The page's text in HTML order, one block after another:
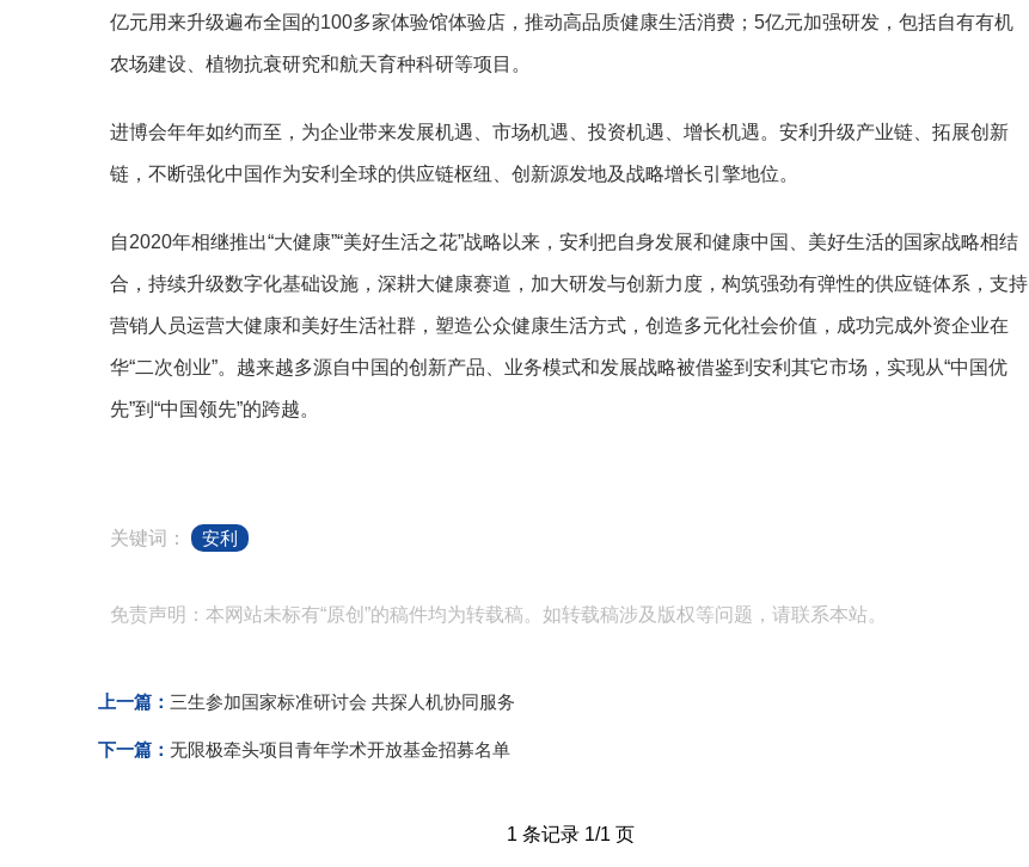
亿元用来升级遍布全国的100多家体验馆体验店，推动高品质健康生活消费；5亿元加强研发，包括自有有机
农场建设、植物抗衰研究和航天育种科研等项目。
进博会年年如约而至，为企业带来发展机遇、市场机遇、投资机遇、增长机遇。安利升级产业链、拓展创新
链，不断强化中国作为安利全球的供应链枢纽、创新源发地及战略增长引擎地位。
自2020年相继推出“大健康”“美好生活之花”战略以来，安利把自身发展和健康中国、美好生活的国家战略相结
合，持续升级数字化基础设施，深耕大健康赛道，加大研发与创新力度，构筑强劲有弹性的供应链体系，支持
营销人员运营大健康和美好生活社群，塑造公众健康生活方式，创造多元化社会价值，成功完成外资企业在
华“二次创业”。越来越多源自中国的创新产品、业务模式和发展战略被借鉴到安利其它市场，实现从“中国优
先”到“中国领先”的跨越。
关键词： 安利
免责声明：本网站未标有“原创”的稿件均为转载稿。如转载稿涉及版权等问题，请联系本站。
上一篇： 三生参加国家标准研讨会 共探人机协同服务
下一篇： 无限极牵头项目青年学术开放基金招募名单
1 条记录 1/1 页